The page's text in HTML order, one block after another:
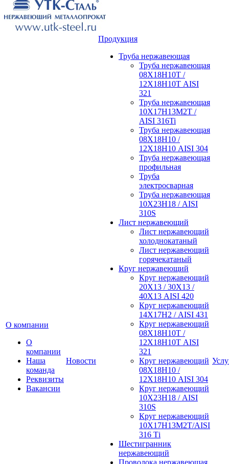
О компании
О
компании
Наша
команда
Реквизиты
Вакансии
Новости
Продукция
Труба нержавеющая
Труба нержавеющая
08Х18Н10Т /
12Х18Н10Т AISI
321
Труба нержавеющая
10Х17Н13М2Т /
AISI 316Ti
Труба нержавеющая
08Х18Н10 /
12Х18Н10 AISI 304
Труба нержавеющая
профильная
Труба
электросварная
Труба нержавеющая
10Х23Н18 / AISI
310S
Лист нержавеющий
Лист нержавеющий
холоднокатаный
Лист нержавеющий
горячекатаный
Круг нержавеющий
Круг нержавеющий
20Х13 / 30Х13 /
40Х13 AISI 420
Круг нержавеющий
14Х17Н2 / AISI 431
Круг нержавеющий
08Х18Н10Т /
12Х18Н10Т AISI
321
Круг нержавеющий
08Х18Н10 /
12Х18Н10 AISI 304
Круг нержавеющий
10Х23Н18 / AISI
310S
Круг нержавеющий
10Х17Н13М2Т/AISI
316 Тi
Шестигранник
нержавеющий
Проволока нержавеющая